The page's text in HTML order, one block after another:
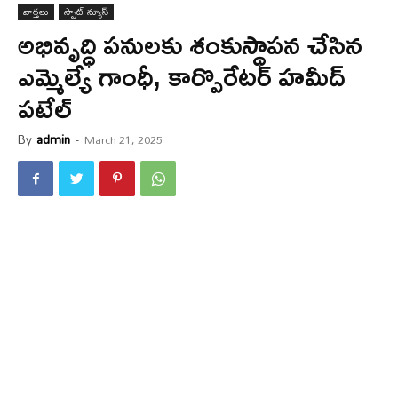
వార్త‌లు స్పాట్ న్యూస్
అభివృద్ధి పనులకు శంకుస్థాపన చేసిన
ఎమ్మెల్యే గాంధీ, కార్పొరేటర్ హమీద్
పటేల్
By admin - March 21, 2025